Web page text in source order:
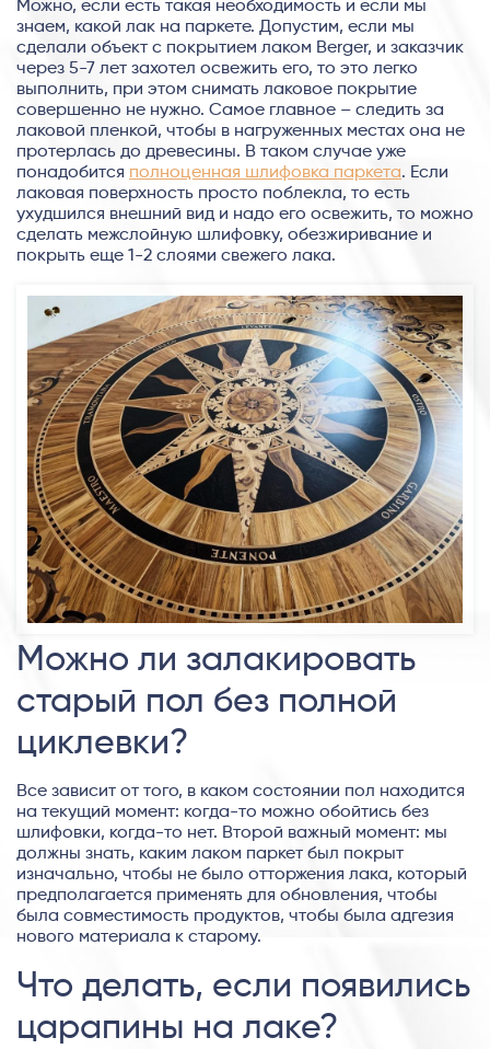
Можно, если есть такая необходимость и если мы
знаем, какой лак на паркете. Допустим, если мы
сделали объект с покрытием лаком Berger, и заказчик
через 5-7 лет захотел освежить его, то это легко
выполнить, при этом снимать лаковое покрытие
совершенно не нужно. Самое главное – следить за
лаковой пленкой, чтобы в нагруженных местах она не
протерлась до древесины. В таком случае уже
понадобится полноценная шлифовка паркета. Если
лаковая поверхность просто поблекла, то есть
ухудшился внешний вид и надо его освежить, то можно
сделать межслойную шлифовку, обезжиривание и
покрыть еще 1-2 слоями свежего лака.
Можно ли залакировать
старый пол без полной
циклевки?
Все зависит от того, в каком состоянии пол находится
на текущий момент: когда-то можно обойтись без
шлифовки, когда-то нет. Второй важный момент: мы
должны знать, каким лаком паркет был покрыт
изначально, чтобы не было отторжения лака, который
предполагается применять для обновления, чтобы
была совместимость продуктов, чтобы была адгезия
нового материала к старому.
Что делать, если появились
царапины на лаке?